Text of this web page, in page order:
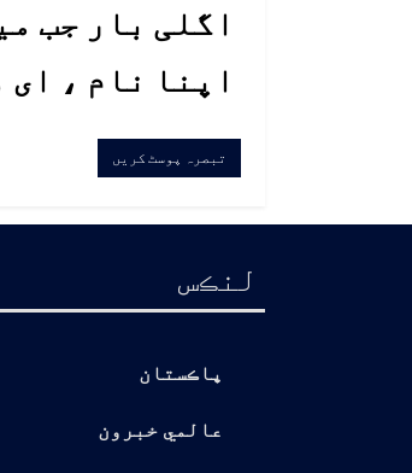
اگلی بار جب
اپنا نام ،
لنڪس
پاڪستان
عالمي خبرون